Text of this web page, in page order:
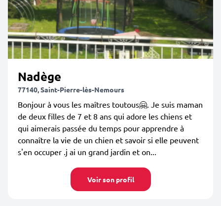
Nadège
77140, Saint-Pierre-lès-Nemours
Bonjour à vous les maîtres toutous🤗. Je suis maman
de deux filles de 7 et 8 ans qui adore les chiens et
qui aimerais passée du temps pour apprendre à
connaître la vie de un chien et savoir si elle peuvent
s'en occuper .j ai un grand jardin et on...
Voir son profil